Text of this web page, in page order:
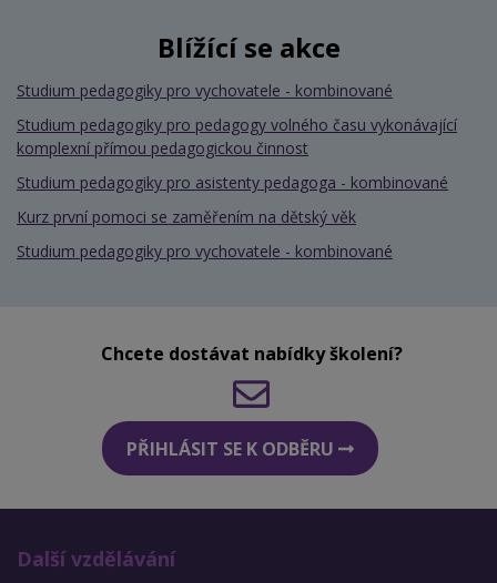
Blížící se akce
Studium pedagogiky pro vychovatele - kombinované
Studium pedagogiky pro pedagogy volného času vykonávající
komplexní přímou pedagogickou činnost
Studium pedagogiky pro asistenty pedagoga - kombinované
Kurz první pomoci se zaměřením na dětský věk
Studium pedagogiky pro vychovatele - kombinované
Chcete dostávat nabídky školení?
PŘIHLÁSIT SE K ODBĚRU
Další vzdělávání